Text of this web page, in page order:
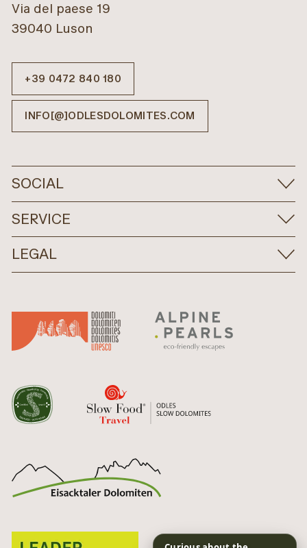
Via del paese 19
39040 Luson
+39 0472 840 180
INFO[@]ODLESDOLOMITES.COM
SOCIAL
SERVICE
LEGAL